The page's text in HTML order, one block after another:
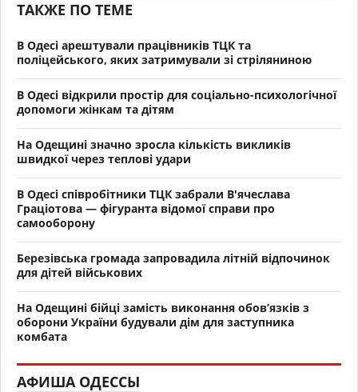
ТАКЖЕ ПО ТЕМЕ
В Одесі арештували працівників ТЦК та
поліцейського, яких затримували зі стріляниною
В Одесі відкрили простір для соціально-психологічної
допомоги жінкам та дітям
На Одещині значно зросла кількість викликів
швидкої через теплові удари
В Одесі співробітники ТЦК забрали В'ячеслава
Граціотова — фігуранта відомої справи про
самооборону
Березівська громада запровадила літній відпочинок
для дітей військових
На Одещині бійці замість виконання обов’язків з
оборони України будували дім для заступника
комбата
АФИША ОДЕССЫ